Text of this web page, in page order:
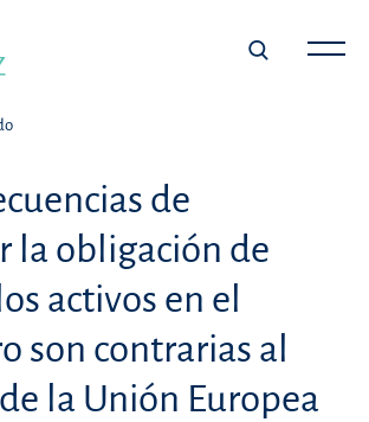
de
la obligación de
activos en el
son contrarias al
la Unión Europea